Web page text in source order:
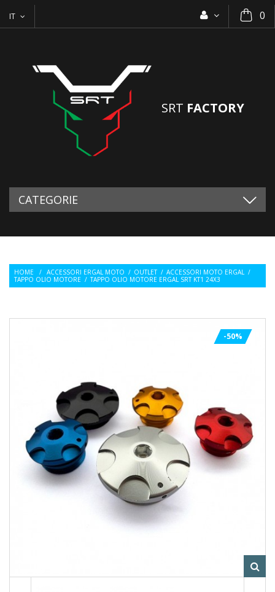
0
IT
SRT FACTORY
CATEGORIE
HOME / ACCESSORI ERGAL MOTO / OUTLET / ACCESSORI MOTO ERGAL /
TAPPO OLIO MOTORE / TAPPO OLIO MOTORE ERGAL SRT KT1 24X3
-50%